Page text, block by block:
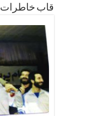
قاب خاطرات